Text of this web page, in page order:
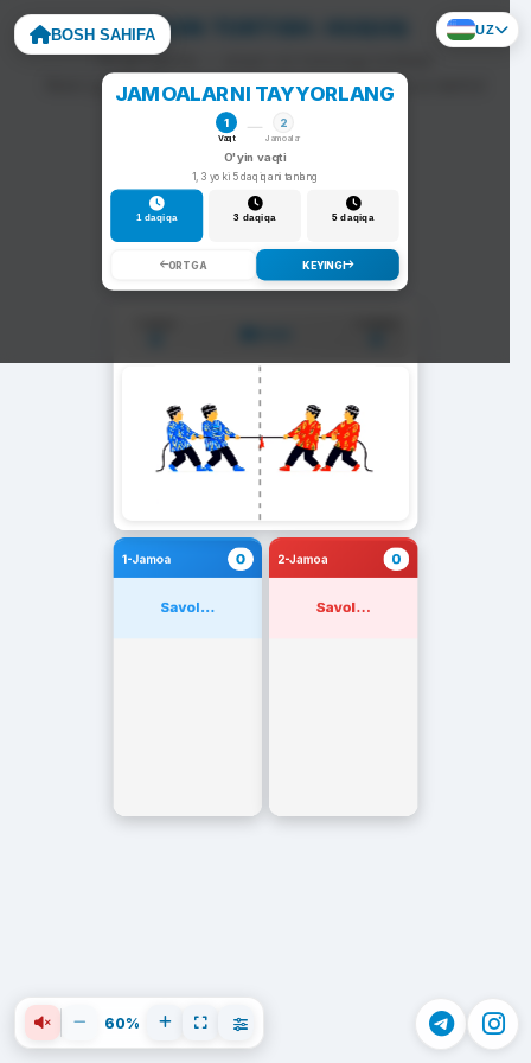
BOSH SAHIFA UZ
ARQON TORTISH: HUQUQ
To'g'ri javob — arqon siz tomonga tortiladi.
Noto'g'ri javob — arqon raqib tomonga siljiydi va darhol
yangi savol chiqadi.
JAMOALARNI TAYYORLANG
1
Vaqt
2
Jamoalar
O'yin vaqti
1, 3 yoki 5 daqiqani tanlang
1 daqiqa 3 daqiqa 5 daqiqa
ORTGA KEYINGI
1-Jamoa 0
Savol...
2-Jamoa 0
Savol...
60%